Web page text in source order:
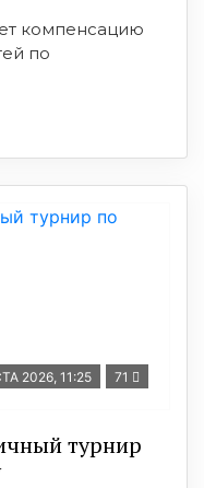
компенсацию
по
2026, 11:25 71
турнир